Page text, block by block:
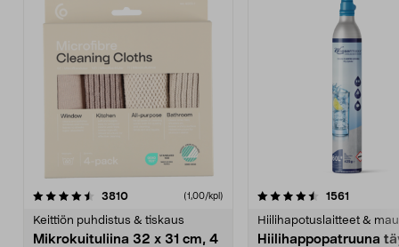
3810arvostelut (1,00/kpl)
Keittiön puhdistus & tiskaus
Mikrokuituliina 32 x 31 cm, 4
4.5viidestä
1561
Hiilihapotuslaitteet &
Hiilihappopatruuna
4.5viidestä